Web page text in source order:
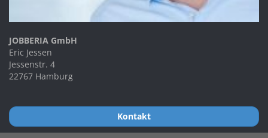
JOBBERIA GmbH
Eric Jessen
Jessenstr. 4
22767 Hamburg
Kontakt